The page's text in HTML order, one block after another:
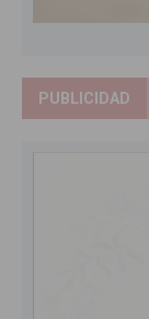
PUBLICIDAD